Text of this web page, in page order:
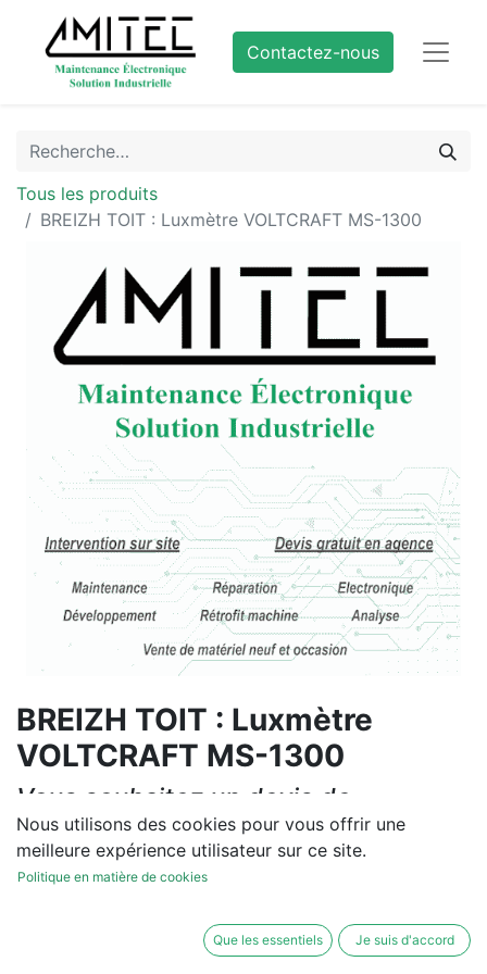
Contactez-nous
Tous les produits
BREIZH TOIT : Luxmètre VOLTCRAFT MS-1300
BREIZH TOIT : Luxmètre
VOLTCRAFT MS-1300
Vous souhaitez un devis de
réparation ou de vente, un
diagnostic sur site?
Nous utilisons des cookies pour vous offrir une
meilleure expérience utilisateur sur ce site.
Politique en matière de cookies
Que les essentiels Je suis d'accord